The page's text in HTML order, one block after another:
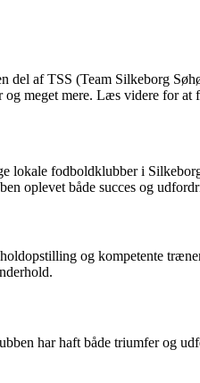
af TSS (Team Silkeborg
meget mere. Læs videre for at
lokale fodboldklubber i
oplevet både succes og
og kompetente
har haft både triumfer og